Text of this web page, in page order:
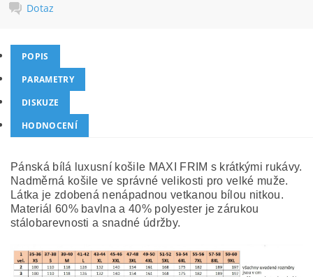
Dotaz
POPIS
PARAMETRY
DISKUZE
HODNOCENÍ
Pánská bílá luxusní košile MAXI FRIM s krátkými rukávy.
Nadměrná košile ve správné velikosti pro velké muže.
Látka je zdobená nenápadnou vetkanou bílou nitkou.
Materiál 60% bavlna a 40% polyester je zárukou
stálobarevnosti a snadné údržby.